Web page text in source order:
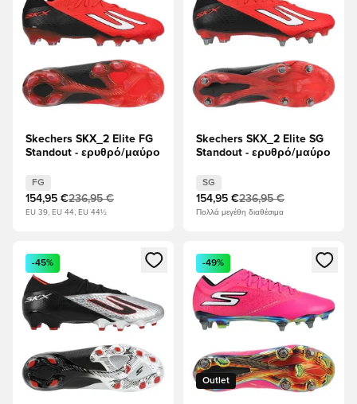
Skechers SKX_2 Elite FG
Standout - ερυθρό/μαύρο
FG
154,95 €236,95 €
EU 39, EU 44, EU 44½
Skechers SKX_2 Elite SG
Standout - ερυθρό/μαύρο
SG
154,95 €236,95 €
Πολλά μεγέθη διαθέσιμα
Ανοίγει ένα Modal για να συνδεθείτε ή να εγγραφείτε ως
-45%
Ανοίγει ένα Modal για να
Outlet
-49%